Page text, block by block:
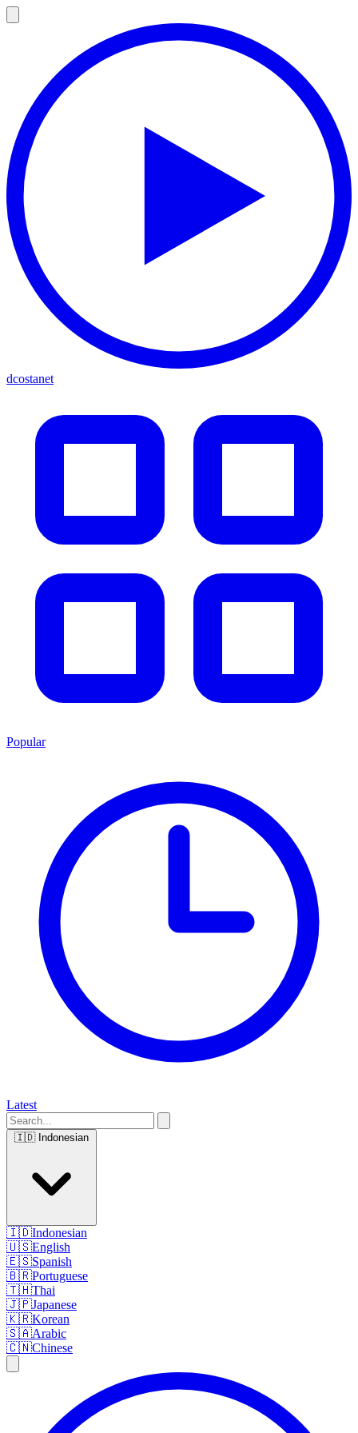
dcostanet
Popular
Latest
🇮🇩 Indonesian
🇮🇩Indonesian
🇺🇸English
🇪🇸Spanish
🇧🇷Portuguese
🇹🇭Thai
🇯🇵Japanese
🇰🇷Korean
🇸🇦Arabic
🇨🇳Chinese